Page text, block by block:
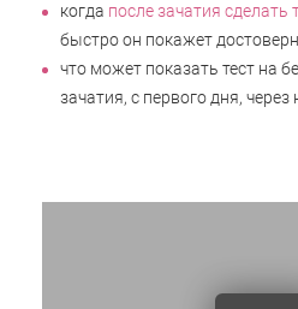
когда после зачатия сделать
быстро он покажет
что может показать тест на
зачатия, с первого дня,